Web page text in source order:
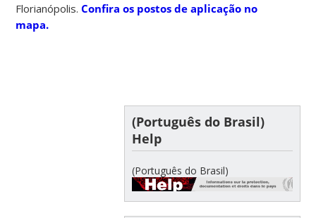
Florianópolis.Confira os postos de aplicação no
mapa.
(Português do Brasil)
Help
(Português do Brasil)